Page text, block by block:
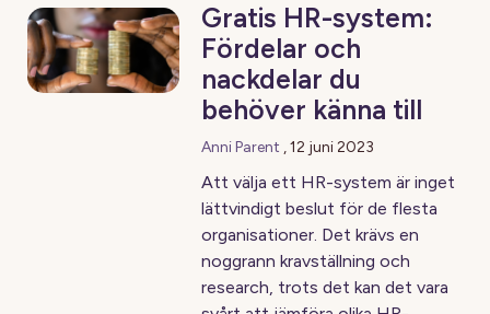
Gratis HR-system:
Fördelar och
nackdelar du
behöver känna till
Anni Parent ,12 juni 2023
Att välja ett HR-system är inget
lättvindigt beslut för de flesta
organisationer. Det krävs en
noggrann kravställning och
research, trots det kan det vara